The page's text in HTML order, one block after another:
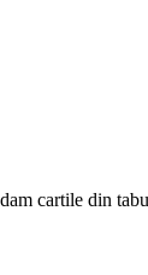
cartile din